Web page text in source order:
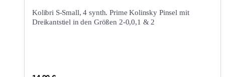
Kolibri S-Small, 4 synth. Prime Kolinsky Pinsel mit
Dreikantstiel in den Größen 2-0,0,1 & 2